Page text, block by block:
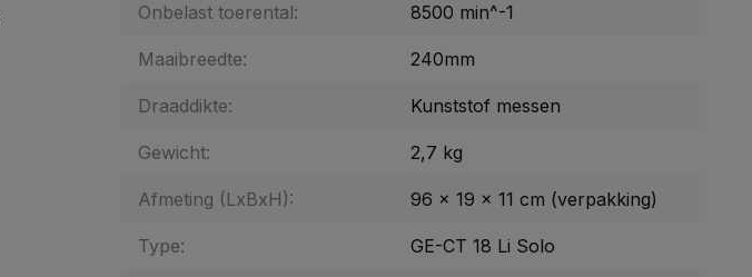
Onbelast toerental: 8500 min^-1
Maaibreedte: 240mm
Draaddikte: Kunststof messen
Gewicht: 2,7 kg
Afmeting (LxBxH): 96 x 19 x 11 cm (verpakking)
Type: GE-CT 18 Li Solo